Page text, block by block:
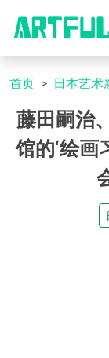
首页 日本艺术
藤田嗣治
馆的‘绘画